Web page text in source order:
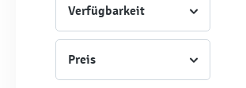
Verfügbarkeit
Preis